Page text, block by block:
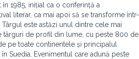
în 1985, inițial ca o conferință a
literar, ca mai apoi să se transforme într-
este astăzi unul dintre cele mai
târguri de profil din lume, cu peste 800 de
pe toate continentele și principalul
Suedia. Evenimentul care adună peste